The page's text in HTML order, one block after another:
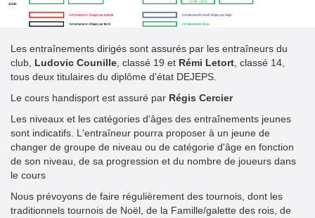
Les entraînements dirigés sont assurés par les entraîneurs du
club, Ludovic Counille, classé 19 et Rémi Letort, classé 14,
tous deux titulaires du diplôme d'état DEJEPS.
Le cours handisport est assuré par Régis Cercier
Les niveaux et les catégories d'âges des entraînements jeunes
sont indicatifs. L'entraîneur pourra proposer à un jeune de
changer de groupe de niveau ou de catégorie d'âge en fonction
de son niveau, de sa progression et du nombre de joueurs dans
le cours
Nous prévoyons de faire régulièrement des tournois, dont les
traditionnels tournois de Noël, de la Famille/galette des rois, de